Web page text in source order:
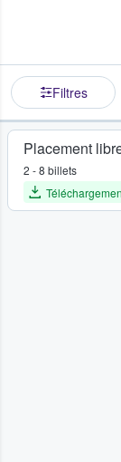
Filtres
Placement
2 - 8 billets